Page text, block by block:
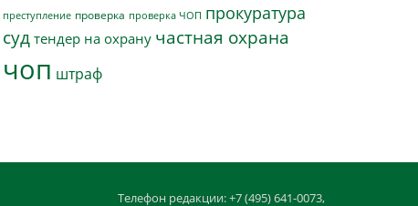
преступление проверка проверка ЧОП прокуратура
суд тендер на охрану частная охрана
чоп штраф
Телефон редакции: +7 (495) 641-0073,